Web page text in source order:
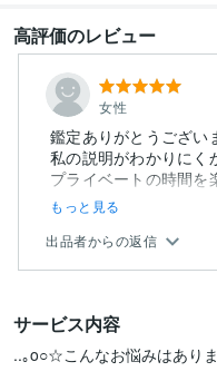
高評価のレビュー
女性
鑑定ありがとうござい
私の説明がわかりにく
プライベートの時間を
もっと見る
出品者からの返信
サービス内容
..｡o○☆こんなお悩みはあり